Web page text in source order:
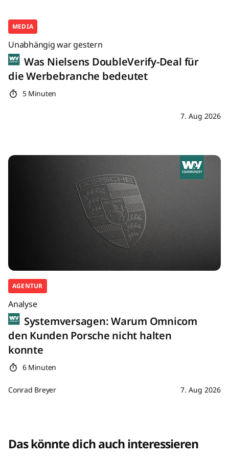
MEDIA
Unabhängig war gestern
Was Nielsens DoubleVerify-Deal für
die Werbebranche bedeutet
5 Minuten
7. Aug 2026
AGENTUR
Analyse
Systemversagen: Warum Omnicom
den Kunden Porsche nicht halten
konnte
6 Minuten
Conrad Breyer 7. Aug 2026
Das könnte dich auch interessieren